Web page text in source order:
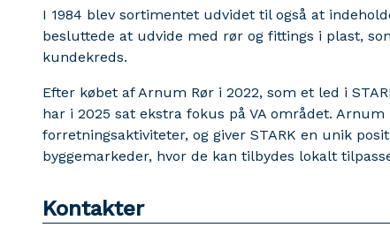
I 1984 blev sortimentet udvidet til også at
besluttede at udvide med rør og fittings i plast,
kundekreds.
Efter købet af Arnum Rør i 2022, som et led i
har i 2025 sat ekstra fokus på VA området.
forretningsaktiviteter, og giver STARK en unik
byggemarkeder, hvor de kan tilbydes lokalt
Kontakter